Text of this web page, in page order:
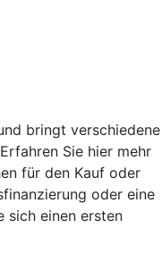
bringt verschiedene
Sie hier mehr
für den Kauf oder
oder eine
sich einen ersten